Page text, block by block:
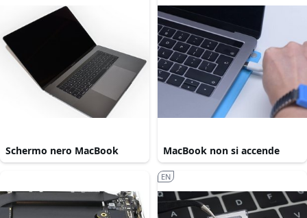
Schermo nero MacBook MacBook non si accende
EN